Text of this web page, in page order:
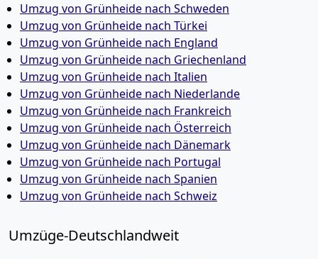
Umzug von Grünheide nach Schweden
Umzug von Grünheide nach Türkei
Umzug von Grünheide nach England
Umzug von Grünheide nach Griechenland
Umzug von Grünheide nach Italien
Umzug von Grünheide nach Niederlande
Umzug von Grünheide nach Frankreich
Umzug von Grünheide nach Österreich
Umzug von Grünheide nach Dänemark
Umzug von Grünheide nach Portugal
Umzug von Grünheide nach Spanien
Umzug von Grünheide nach Schweiz
Umzüge-Deutschlandweit